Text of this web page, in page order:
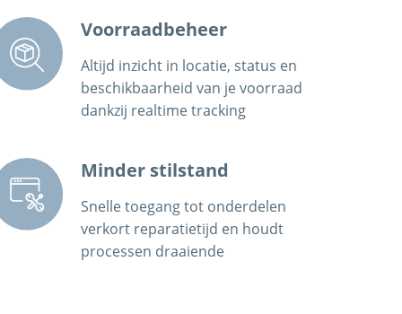
Voorraadbeheer
Altijd inzicht in locatie, status en
beschikbaarheid van je voorraad
dankzij realtime tracking
Minder stilstand
Snelle toegang tot onderdelen
verkort reparatietijd en houdt
processen draaiende